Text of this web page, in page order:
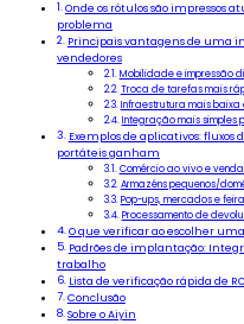
Onde os rótulos são impressos
problema
Principais vantagens de uma
vendedores
Mobilidade e impressão
Troca de tarefas mais
Infraestrutura mais baixa
Integração mais simples
Exemplos de aplicativos:
portáteis ganham
Comércio ao vivo e
Armazéns pequenos/
Pop-ups, mercados e
Processamento de
O que verificar ao escolher
Padrões de implantação:
trabalho
Lista de verificação rápida de
Conclusão
Sobre o Aiyin